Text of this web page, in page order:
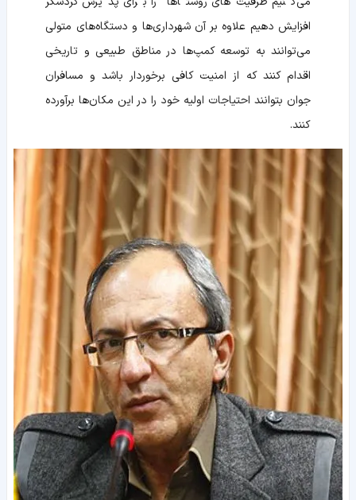
افزایش دهیم علاوه بر آن شهرداری‌ها و دستگاه‌های متولی
می‌توانند به توسعه کمپ‌ها در مناطق طبیعی و تاریخی
اقدام کنند که از امنیت کافی برخوردار باشد و مسافران
جوان بتوانند احتیاجات اولیه خود را در این مکان‌ها برآورده
کنند.